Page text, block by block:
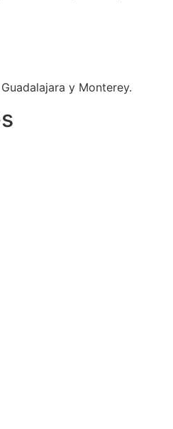
y Monterey.